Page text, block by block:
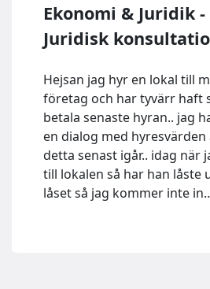
Ekonomi & Juridik -
Juridisk
Hejsan jag hyr en lokal till
företag och har tyvärr haft
betala senaste hyran.. jag
en dialog med hyresvärden
detta senast igår.. idag när
till lokalen så har han låste
låset så jag kommer inte